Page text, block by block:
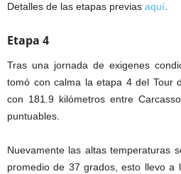
Detalles de las etapas previas aquí
Etapa 4
Tras una jornada de exigenes
tomó con calma la etapa 4 del Tour
con 181.9 kilómetros entre
puntuables.
Nuevamente las altas temperaturas
promedio de 37 grados, esto llevo a